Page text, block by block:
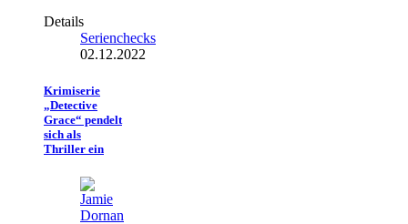
Details
Serienchecks
02.12.2022
Krimiserie
„Detective
Grace“ pendelt
sich als
Thriller ein